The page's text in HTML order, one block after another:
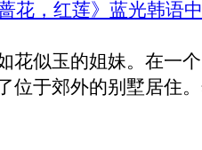
花，红莲》蓝光韩语
花似玉的姐妹。在一
位于郊外的别墅居住